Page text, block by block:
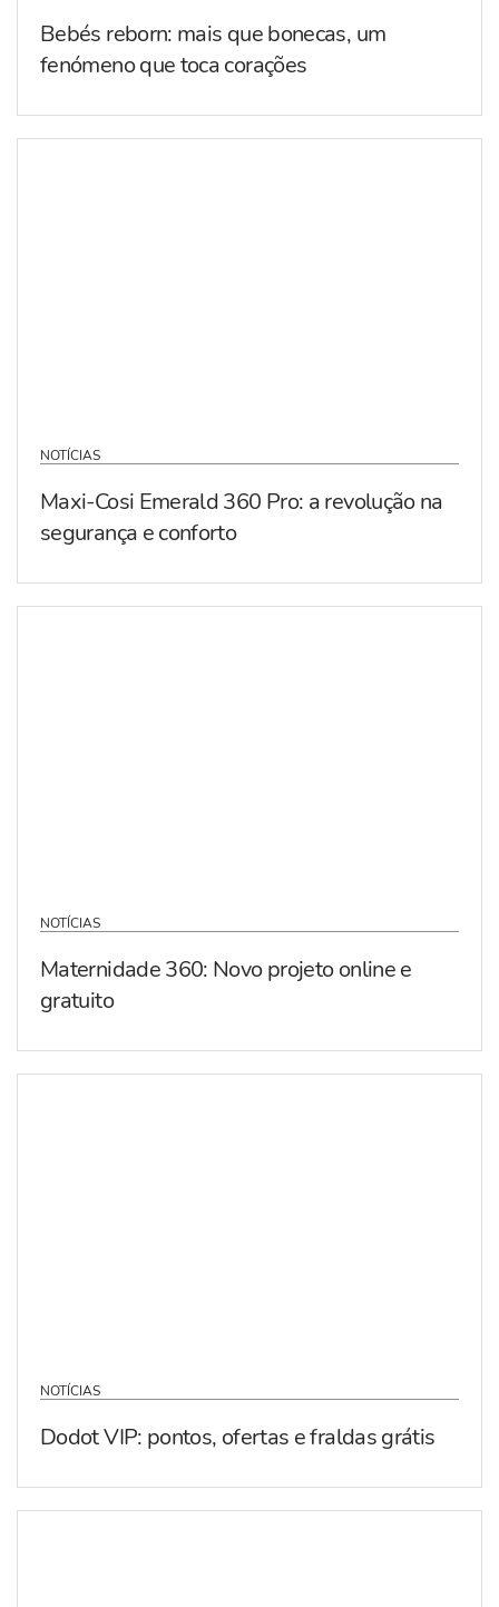
Bebés reborn: mais que bonecas, um
fenómeno que toca corações
NOTÍCIAS
Maxi-Cosi Emerald 360 Pro: a revolução na
segurança e conforto
NOTÍCIAS
Maternidade 360: Novo projeto online e
gratuito
NOTÍCIAS
Dodot VIP: pontos, ofertas e fraldas grátis